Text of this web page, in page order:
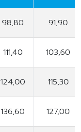
98,80 91,90
111,40 103,60
124,00 115,30
136,60 127,00